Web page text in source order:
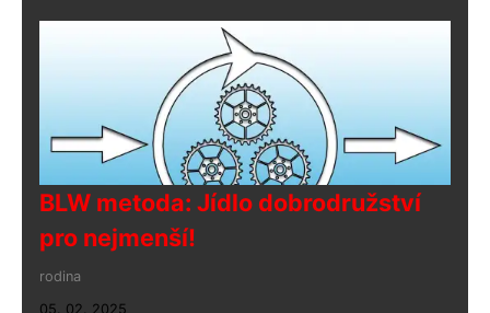
BLW metoda: Jídlo dobrodružství
pro nejmenší!
rodina
05. 02. 2025